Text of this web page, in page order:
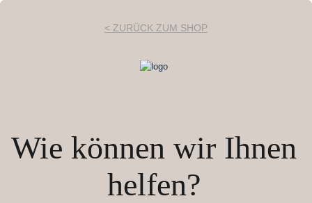
< ZURÜCK ZUM SHOP
Wie können wir Ihnen
helfen?